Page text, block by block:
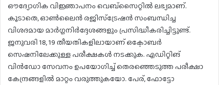
ഔദ്യോഗിക വിജ്ഞാപനം വെബ്‌സൈറ്റിൽ ലഭ്യമാണ്.
കൂടാതെ, ഓൺലൈൻ രജിസ്‌ട്രേഷൻ സംബന്ധിച്ച
വിശദമായ മാർഗ്ഗനിർദ്ദേശങ്ങളും പ്രസിദ്ധീകരിച്ചിട്ടുണ്ട്.
ജനുവരി 18, 19 തീയതികളിലായാണ് ഒക്ടോബർ
സെഷനിലേക്കുള്ള പരീക്ഷകൾ നടക്കുക. എഡിറ്റിങ്
വിൻഡോ സേവനം ഉപയോഗിച്ച് തെരഞ്ഞെടുത്ത പരീക്ഷാ
കേന്ദ്രങ്ങളിൽ മാറ്റം വരുത്തുകയോ. പേര്, ഫോട്ടോ